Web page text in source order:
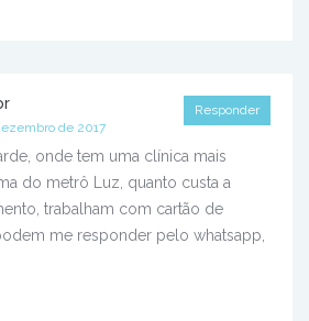
Responder
de 2017
onde tem uma clínica mais
do metrô Luz, quanto custa a
trabalham com cartão de
me responder pelo whatsapp,